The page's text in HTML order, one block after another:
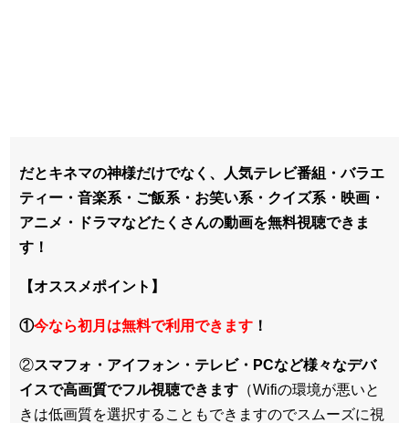
だとキネマの神様だけでなく、
人気テレビ番組・バラエ
ティー・音楽系・ご飯系・お笑い系・クイズ系・映画・
アニメ・ドラマなどたくさんの動画を無料視聴できま
す！
【オススメポイント】
①今なら初月は無料で利用できます ！
②スマフォ・アイフォン・テレビ・PCなど様々なデバ
イスで高画質でフル視聴できます （Wifiの環境が悪いと
きは低画質を選択することもできますのでスムーズに視